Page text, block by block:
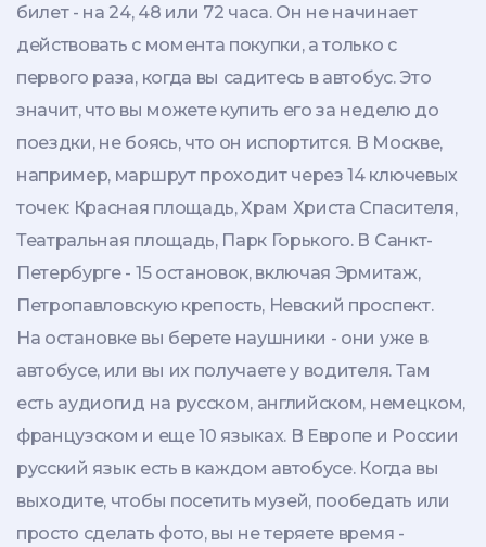
билет - на 24, 48 или 72 часа. Он не начинает
действовать с момента покупки, а только с
первого раза, когда вы садитесь в автобус. Это
значит, что вы можете купить его за неделю до
поездки, не боясь, что он испортится. В Москве,
например, маршрут проходит через 14 ключевых
точек: Красная площадь, Храм Христа Спасителя,
Театральная площадь, Парк Горького. В Санкт-
Петербурге - 15 остановок, включая Эрмитаж,
Петропавловскую крепость, Невский проспект.
На остановке вы берете наушники - они уже в
автобусе, или вы их получаете у водителя. Там
есть аудиогид на русском, английском, немецком,
французском и еще 10 языках. В Европе и России
русский язык есть в каждом автобусе. Когда вы
выходите, чтобы посетить музей, пообедать или
просто сделать фото, вы не теряете время -